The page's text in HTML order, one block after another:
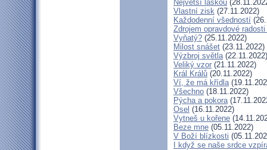
Největší láskou
Vlastní zisk (27.11.2022)
Každodenní všedností
Zdrojem opravdové
Vyňatý? (25.11.2022)
Milost snášet (23.11.2022)
Výzbroj světla(22.11.2022)
Veliký vzor (21.11.2022)
Král Králů (20.11.2022)
Ví, že má křídla
Všechno (18.11.2022)
Pýcha a pokora
Osel (16.11.2022)
Vytneš u kořene
Beze mne (05.11.2022)
V Boží blízkosti
I když se naše srdce